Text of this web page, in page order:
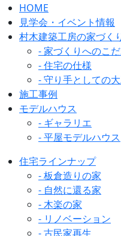
HOME
見学会・イベント情報
村木建築工房の家づく
- 家づくりへのこ
- 住宅の仕様
- 守り手としての
施工事例
モデルハウス
- ギャラリエ
- 平屋モデルハウス
住宅ラインナップ
- 板倉造りの家
- 自然に還る家
- 木楽の家
- リノベーション
- 古民家再生